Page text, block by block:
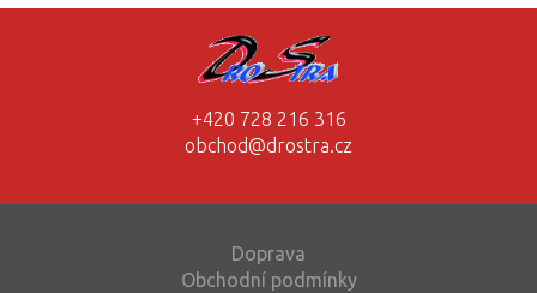
+420 728 216 316
obchod@drostra.cz
Doprava
Obchodní podmínky